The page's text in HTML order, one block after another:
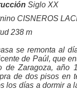
Siglo XX
CISNEROS
238 m
se remonta al
de Paúl, que
de Zaragoza, año
de dos pisos en
los días a dormir a